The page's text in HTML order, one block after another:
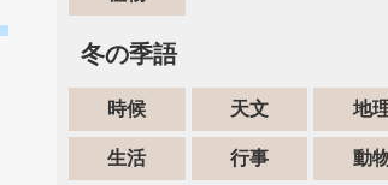
冬の季語
時候 天文 地
生活 行事 動